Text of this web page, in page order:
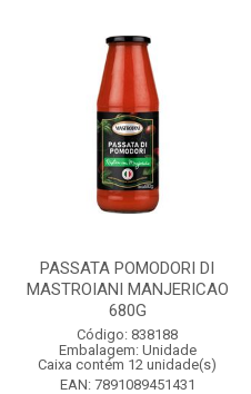
PASSATA POMODORI DI
MASTROIANI MANJERICAO
680G
Código: 838188
Embalagem: Unidade
Caixa contém 12 unidade(s)
EAN: 7891089451431